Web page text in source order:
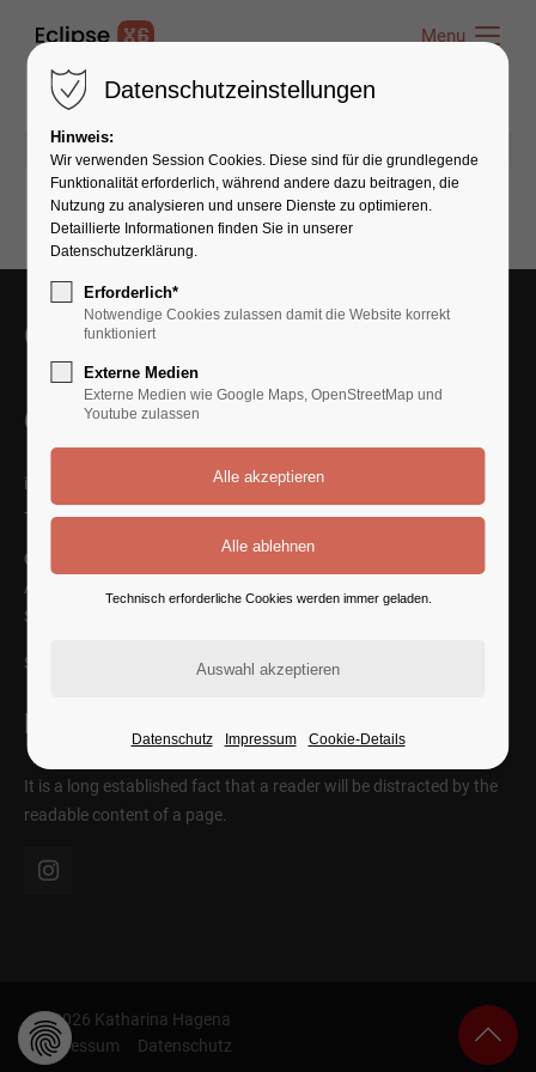
Menu
Get in Touch With Us
Contact Us
info@yourmail.com
+01 444 888 424
Cybersteel Inc.
Address: 376-293 City Road, Suite 600
San Francisco, CA 94102
SEE ON MAP
Follow Us
It is a long established fact that a reader will be distracted by the
readable content of a page.
© 2026 Katharina Hagena
Impressum
Datenschutz
Datenschutzeinstellungen
Hinweis:
Wir verwenden Session Cookies. Diese sind für die grundlegende
Funktionalität erforderlich, während andere dazu beitragen, die
Nutzung zu analysieren und unsere Dienste zu optimieren.
Detaillierte Informationen finden Sie in unserer
Datenschutzerklärung.
Erforderlich*
Notwendige Cookies zulassen damit die Website korrekt
funktioniert
Externe Medien
Externe Medien wie Google Maps, OpenStreetMap und
Youtube zulassen
Technisch erforderliche Cookies werden immer geladen.
Datenschutz Impressum Cookie-Details
Menu